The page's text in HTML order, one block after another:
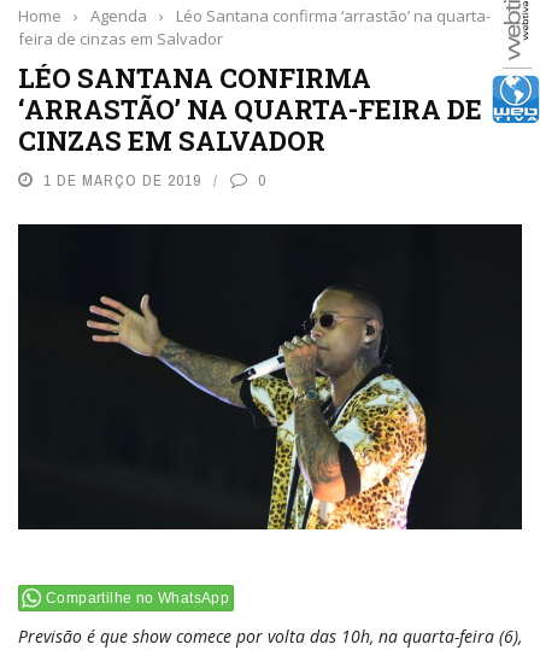
Home › Agenda ›
Léo Santana confirma ‘arrastão’ na quarta-
feira de cinzas em Salvador
LÉO SANTANA CONFIRMA
‘ARRASTÃO’ NA QUARTA-FEIRA DE
CINZAS EM SALVADOR
1 DE MARÇO DE 2019 0
Compartilhe no WhatsApp
Previsão é que show comece por volta das 10h, na quarta-feira (6),